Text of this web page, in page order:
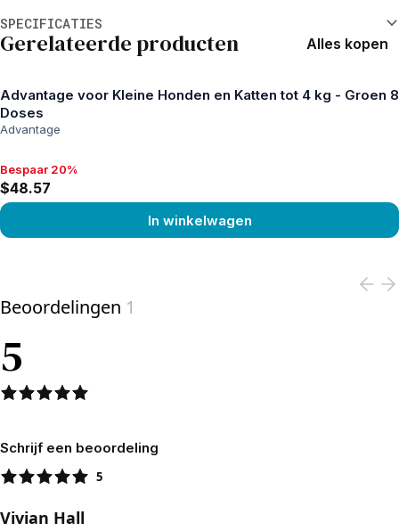
SPECIFICATIES
Gerelateerde producten Alles kopen
Advantage voor Kleine Honden en Katten tot 4 kg - Groen 8
Doses
Advantage
Bespaar 20%, $48.57
Bespaar 20%
$48.57
In winkelwagen
Beoordelingen 1
5
Schrijf een beoordeling
5
Vivian Hall